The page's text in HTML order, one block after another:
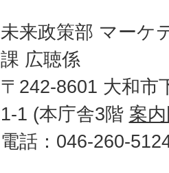
未来政策部 マーケ
課 広聴係
〒242-8601 大和市
1-1 (本庁舎3階 案
電話：046-260-